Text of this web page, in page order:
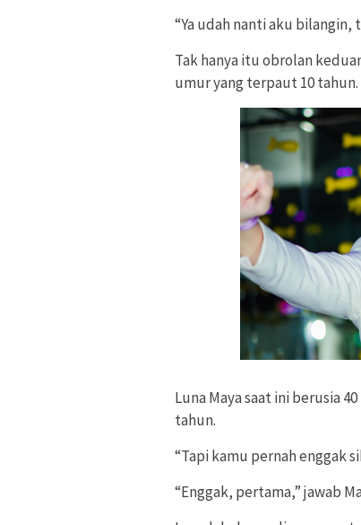
“Ya udah nanti aku bilangin,
Tak hanya itu obrolan
umur yang terpaut 10 tahun.
Luna Maya saat ini berusia
tahun.
“Tapi kamu pernah enggak
“Enggak, pertama,” jawab